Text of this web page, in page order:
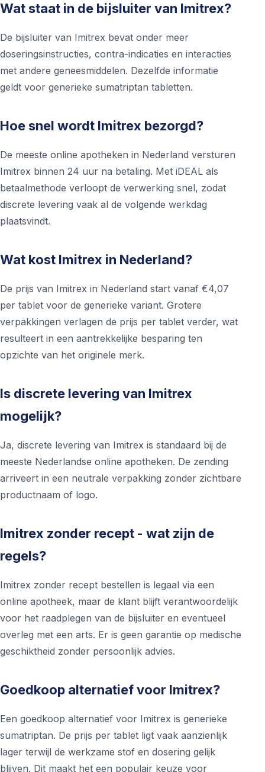
Wat staat in de bijsluiter van Imitrex?
De bijsluiter van Imitrex bevat onder meer
doseringsinstructies, contra-indicaties en interacties
met andere geneesmiddelen. Dezelfde informatie
geldt voor generieke sumatriptan tabletten.
Hoe snel wordt Imitrex bezorgd?
De meeste online apotheken in Nederland versturen
Imitrex binnen 24 uur na betaling. Met iDEAL als
betaalmethode verloopt de verwerking snel, zodat
discrete levering vaak al de volgende werkdag
plaatsvindt.
Wat kost Imitrex in Nederland?
De prijs van Imitrex in Nederland start vanaf €4,07
per tablet voor de generieke variant. Grotere
verpakkingen verlagen de prijs per tablet verder, wat
resulteert in een aantrekkelijke besparing ten
opzichte van het originele merk.
Is discrete levering van Imitrex
mogelijk?
Ja, discrete levering van Imitrex is standaard bij de
meeste Nederlandse online apotheken. De zending
arriveert in een neutrale verpakking zonder zichtbare
productnaam of logo.
Imitrex zonder recept - wat zijn de
regels?
Imitrex zonder recept bestellen is legaal via een
online apotheek, maar de klant blijft verantwoordelijk
voor het raadplegen van de bijsluiter en eventueel
overleg met een arts. Er is geen garantie op medische
geschiktheid zonder persoonlijk advies.
Goedkoop alternatief voor Imitrex?
Een goedkoop alternatief voor Imitrex is generieke
sumatriptan. De prijs per tablet ligt vaak aanzienlijk
lager terwijl de werkzame stof en dosering gelijk
blijven. Dit maakt het een populair keuze voor